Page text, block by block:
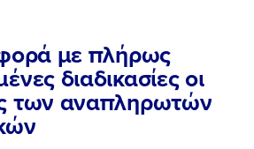
με πλήρως
διαδικασίες οι
των αναπληρωτών